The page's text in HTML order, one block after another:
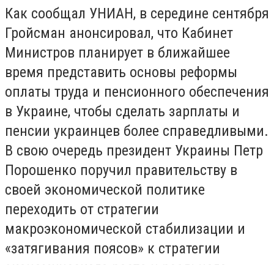
Как сообщал УНИАН, в середине сентября
Гройсман анонсировал, что Кабинет
Министров планирует в ближайшее
время представить основы реформы
оплаты труда и пенсионного обеспечения
в Украине, чтобы сделать зарплаты и
пенсии украинцев более справедливыми.
В свою очередь президент Украины Петр
Порошенко поручил правительству в
своей экономической политике
переходить от стратегии
макроэкономической стабилизации и
«затягивания поясов» к стратегии